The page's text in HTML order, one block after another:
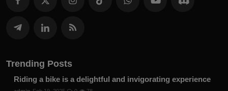
Trending Posts
Riding a bike is a delightful and invigorating experience